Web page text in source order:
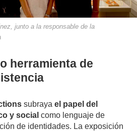
junto a la responsable de la
herramienta de
subrayael papel del
y socialcomo lenguaje de
de identidades. La exposición